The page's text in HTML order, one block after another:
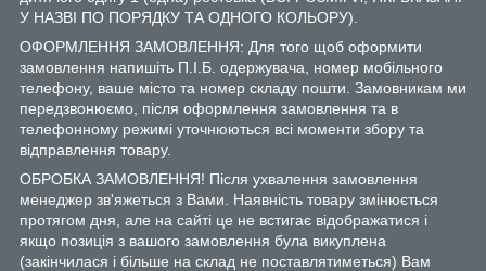
У НАЗВІ ПО ПОРЯДКУ ТА ОДНОГО КОЛЬОРУ).
ОФОРМЛЕННЯ ЗАМОВЛЕННЯ: Для того щоб оформити
замовлення напишіть П.І.Б. одержувача, номер мобільного
телефону, ваше місто та номер складу пошти. Замовникам ми
передзвонюємо, після оформлення замовлення та в
телефонному режимі уточнюються всі моменти збору та
відправлення товару.
ОБРОБКА ЗАМОВЛЕННЯ! Після ухвалення замовлення
менеджер зв'яжеться з Вами. Наявність товару змінюється
протягом дня, але на сайті це не встигає відображатися і
якщо позиція з вашого замовлення була викуплена
(закінчилася і більше на склад не поставлятиметься) Вам